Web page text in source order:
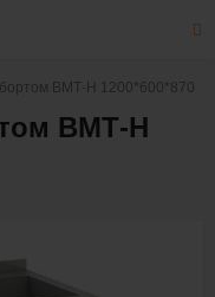
ВМТ-Н 1200*600*870
ВМТ-Н